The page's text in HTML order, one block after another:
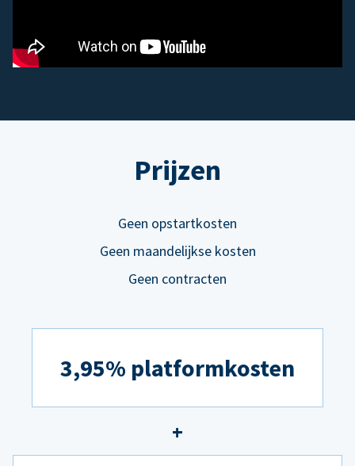
Prijzen
Geen opstartkosten
Geen maandelijkse kosten
Geen contracten
3,95% platformkosten